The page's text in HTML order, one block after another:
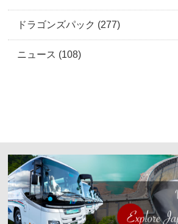
ドラゴンズパック (277)
ニュース (108)